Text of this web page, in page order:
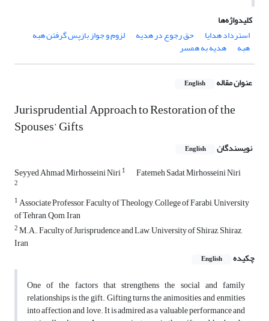
کلیدواژه‌ها
استرداد هدایا
حق رجوع در هدیه لزوم و جواز بازپس گرفتن هبه
هبه هدیه به همسر
عنوان مقاله English
Jurisprudential Approach to Restoration of the
Spouses’ Gifts
نویسندگان English
Seyyed Ahmad Mirhosseini Niri1 Fatemeh Sadat Mirhosseini Niri
2
1Associate Professor, Faculty of Theology, College of Farabi, University
of Tehran, Qom, Iran
2M.A., Faculty of Jurisprudence and Law, University of Shiraz, Shiraz,
Iran
چکیده
English
One of the factors that strengthens the social and family
relationships is the gift. Gifting turns the animosities and enmities
into affection and love. It is admired as a valuable performance and